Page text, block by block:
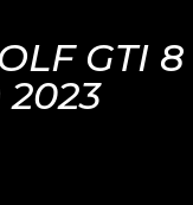
GTI 8
2023